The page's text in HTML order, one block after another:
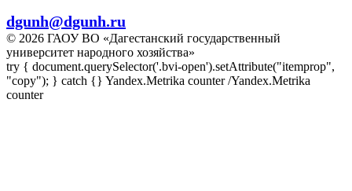
dgunh@dgunh.ru
© 2026 ГАОУ ВО «Дагестанский государственный
университет народного хозяйства»
try { document.querySelector('.bvi-open').setAttribute("itemprop",
"copy"); } catch {} Yandex.Metrika counter/Yandex.Metrika
counter